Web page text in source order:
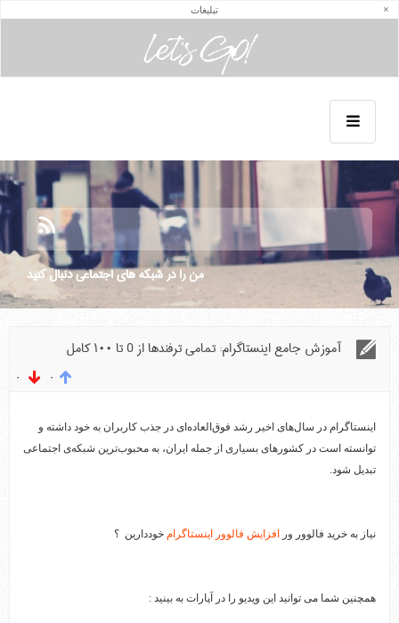
آموزش کامل اینستاگرام
خرید فالوور اینستاگرام بهترین روشی است که به کمک آن می‌توان در کمترین زمان ممکن
به بیشترین جذب ممبر برای پیج خود رسید.
من را در شبكه هاي اجتماعي دنبال كنيد
آموزش جامع اینستاگرام: تمامی ترفندها از 0 تا ۱۰۰ کامل
۰ ۰
اینستاگرام در سال‌های اخیر رشد فوق‌العاده‌ای در جذب کاربران به خود داشته و
توانسته است در کشورهای بسیاری از جمله ایران، به محبوب‌ترین شبکه‌ی اجتماعی
تبدیل شود.
نیاز به خرید فالوور ور افزایش فالوور اینستاگرام خوددارین ؟
همچنین شما می توانید این ویدیو را در آپارات به بینید :
تبلیغات ×